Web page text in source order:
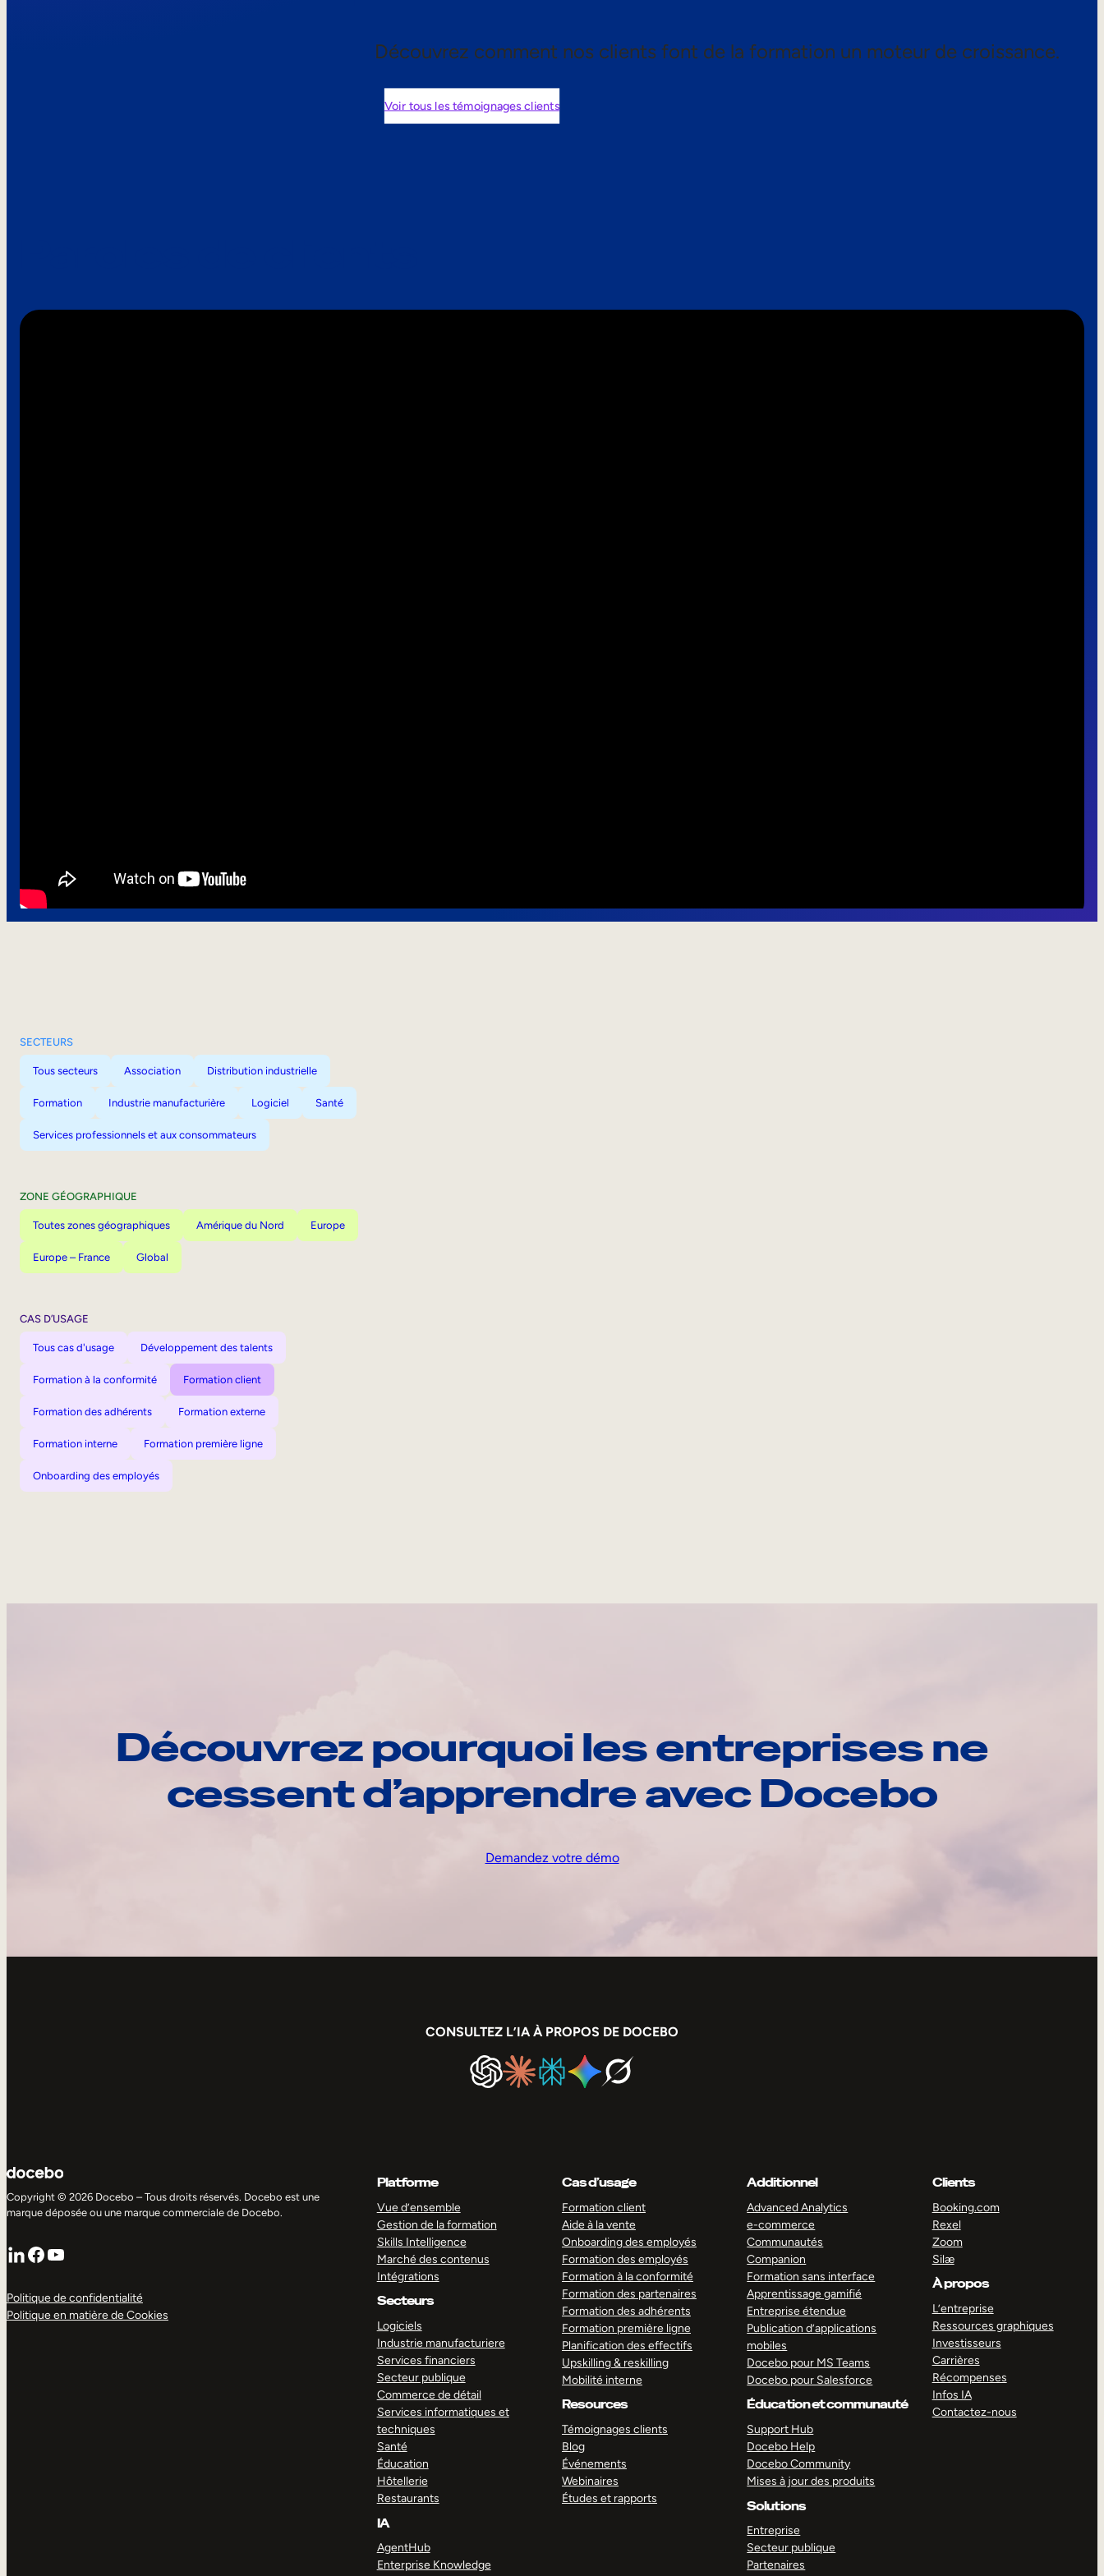
Découvrez comment nos clients font de la formation un moteur de croissance.
Voir tous les témoignages clients
SECTEURS
Tous secteurs Association Distribution industrielle
Formation Industrie manufacturière Logiciel Santé
Services professionnels et aux consommateurs
ZONE GÉOGRAPHIQUE
Toutes zones géographiques Amérique du Nord Europe
Europe – France Global
CAS D’USAGE
Tous cas d'usage Développement des talents
Formation à la conformité Formation client
Formation des adhérents Formation externe
Formation interne Formation première ligne
Onboarding des employés
Découvrez pourquoi les entreprises ne
cessent d’apprendre avec Docebo
Demandez votre démo
CONSULTEZ L’IA À PROPOS DE DOCEBO
Copyright © 2026 Docebo – Tous droits réservés. Docebo est une
marque déposée ou une marque commerciale de Docebo.
LinkedIn
Facebook
YouTube
Politique de confidentialité
Politique en matière de Cookies
Platforme
Vue d’ensemble
Gestion de la formation
Skills Intelligence
Marché des contenus
Intégrations
Secteurs
Logiciels
Industrie manufacturiere
Services financiers
Secteur publique
Commerce de détail
Services informatiques et
techniques
Santé
Éducation
Hôtellerie
Restaurants
IA
AgentHub
Enterprise Knowledge
Cas d’usage
Formation client
Aide à la vente
Onboarding des employés
Formation des employés
Formation à la conformité
Formation des partenaires
Formation des adhérents
Formation première ligne
Planification des effectifs
Upskilling & reskilling
Mobilité interne
Resources
Témoignages clients
Blog
Événements
Webinaires
Études et rapports
Additionnel
Advanced Analytics
e-commerce
Communautés
Companion
Formation sans interface
Apprentissage gamifié
Entreprise étendue
Publication d’applications
mobiles
Docebo pour MS Teams
Docebo pour Salesforce
Éducation et communauté
Support Hub
Docebo Help
Docebo Community
Mises à jour des produits
Solutions
Entreprise
Secteur publique
Partenaires
Clients
Booking.com
Rexel
Zoom
Silæ
À propos
L’entreprise
Ressources graphiques
Investisseurs
Carrières
Récompenses
Infos IA
Contactez-nous